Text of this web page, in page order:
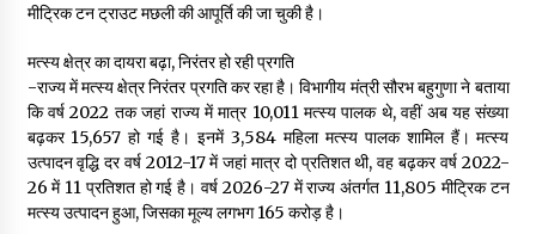
मीट्रिक टन ट्राउट मछली की आपूर्ति की जा चुकी है।
मत्स्य क्षेत्र का दायरा बढ़ा, निरंतर हो रही प्रगति
-राज्य में मत्स्य क्षेत्र निरंतर प्रगति कर रहा है। विभागीय मंत्री सौरभ बहुगुणा ने बताया
कि वर्ष 2022 तक जहां राज्य में मात्र 10,011 मत्स्य पालक थे, वहीं अब यह संख्या
बढ़कर 15,657 हो गई है। इनमें 3,584 महिला मत्स्य पालक शामिल हैं। मत्स्य
उत्पादन वृद्धि दर वर्ष 2012-17 में जहां मात्र दो प्रतिशत थी, वह बढ़कर वर्ष 2022-
26 में 11 प्रतिशत हो गई है। वर्ष 2026-27 में राज्य अंतर्गत 11,805 मीट्रिक टन
मत्स्य उत्पादन हुआ, जिसका मूल्य लगभग ₹165 करोड़ है।